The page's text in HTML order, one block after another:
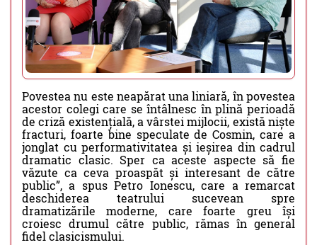
Povestea nu este neapărat una liniară, în povestea
acestor colegi care se întâlnesc în plină perioadă
de criză existențială, a vârstei mijlocii, există niște
fracturi, foarte bine speculate de Cosmin, care a
jonglat cu performativitatea și ieșirea din cadrul
dramatic clasic. Sper ca aceste aspecte să fie
văzute ca ceva proaspăt și interesant de către
public”, a spus Petro Ionescu, care a remarcat
deschiderea teatrului sucevean spre
dramatizările moderne, care foarte greu își
croiesc drumul către public, rămas în general
fidel clasicismului.